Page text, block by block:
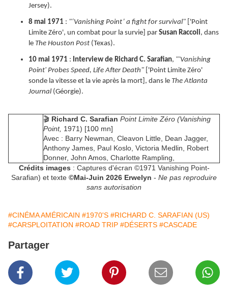
Jersey).
8 mai 1971 : "‘Vanishing Point’ a fight for survival" ['Point
Limite Zéro', un combat pour la survie] par Susan Raccoli, dans
le The Houston Post (Texas).
10 mai 1971 : Interview de Richard C. Sarafian, "'Vanishing
Point' Probes Speed, Life After Death" ['Point Limite Zéro'
sonde la vitesse et la vie après la mort], dans le The Atlanta
Journal (Géorgie).
🎬 Richard C. Sarafian Point Limite Zéro (Vanishing
Point, 1971) [100 mn]
Avec : Barry Newman, Cleavon Little, Dean Jagger,
Anthony James, Paul Koslo, Victoria Medlin, Robert
Donner, John Amos, Charlotte Rampling,
Crédits images : Captures d'écran ©1971 Vanishing Point-
Sarafian) et texte ©Mai-Juin 2026 Erwelyn - Ne pas reproduire
sans autorisation
#CINÉMA AMÉRICAIN #1970'S #RICHARD C. SARAFIAN (US)
#CARSPLOITATION #ROAD TRIP #DÉSERTS #CASCADE
Partager